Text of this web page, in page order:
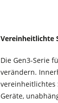
Vereinheitlichte
Die Gen3-Serie
verändern.
vereinheitlichtes
Geräte,